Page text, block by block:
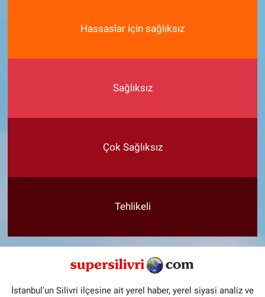
Hassaslar için sağlıksız
Sağlıksız
Çok Sağlıksız
Tehlikeli
İstanbul'un Silivri ilçesine ait yerel haber, yerel siyasi analiz ve